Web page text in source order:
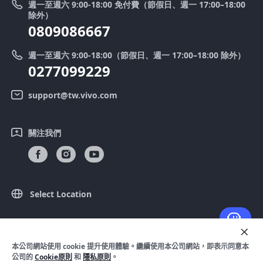
零配件價格查詢
送修服務
IMEI 碼驗證
客戶服務隱私權聲明
下載還原 Log 的 LUT
優惠活動
舊機換新機
vivo 隱私權中心
週一至週六 9:00-18:00 免付費（節假日、週一 17:00–18:00
除外）
0809086667
週一至週六 9:00-18:00（節假日、週一 17:00–18:00 除外）
0277099229
support@tw.vivo.com
關注我們
Select Location
© 2026 vivo Mobile Communication Co.， Ltd. 保留所有權利。
隱私政策 | Cookie 原則 | 隱私支持
本公司網站使用 cookie 提升使用體驗。繼續使用本公司網站，即表示同意本
公司的Cookie原則 和 隱私原則 。